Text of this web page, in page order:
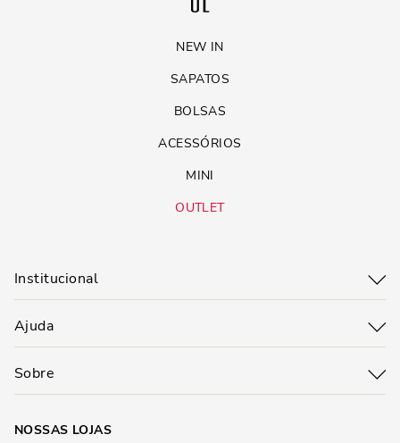
NEW IN
SAPATOS
BOLSAS
ACESSÓRIOS
MINI
OUTLET
Institucional
Ajuda
Sobre
NOSSAS LOJAS